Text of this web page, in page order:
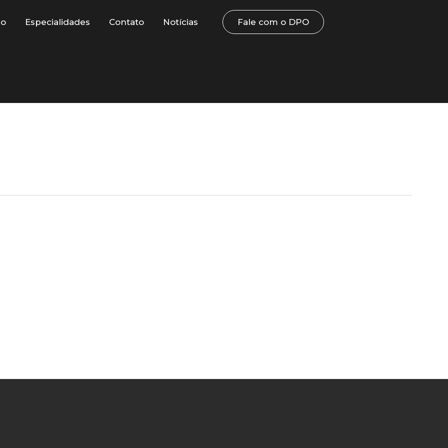
Especialidades Contato Notícias Fale com o DPO